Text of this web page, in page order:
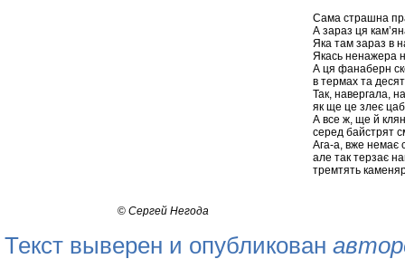
Сама страшна
А зараз ця
Яка там зараз в
Якась ненажера
А ця фанаберн
в термах та
Так, навергала,
як ще це злеє
А все ж, ще й
серед байстрят
Ага-а, вже немає
але так терзає
тремтять
© Сергей Негода
Текст выверен и опубликован